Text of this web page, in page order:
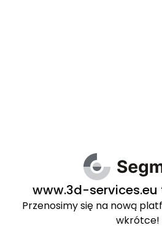
www.3d-services.eu
Przenosimy się na nową
wkrótce!